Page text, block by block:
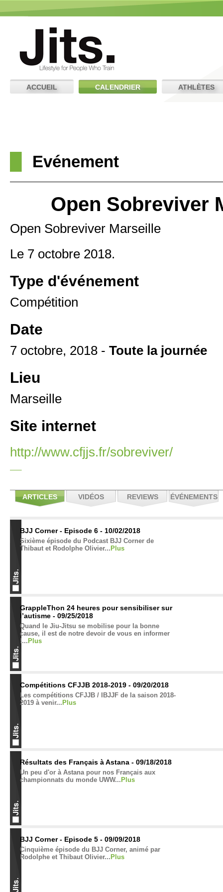
ACCUEIL CALENDRIER ATHLÈTES
Evénement
Open Sobreviver
Open Sobreviver Marseille
Le 7 octobre 2018.
Type d'événement
Compétition
Date
7 octobre, 2018 - Toute la journée
Lieu
Marseille
Site internet
http://www.cfjjs.fr/sobreviver/
ARTICLES VIDÉOS REVIEWS ÉVÉNEMENTS
BJJ Corner - Episode 6 - 10/02/2018
Sixième épisode du Podcast BJJ Corner de
Thibaut et Rodolphe Olivier... Plus
GrappleThon 24 heures pour sensibiliser sur
l’autisme - 09/25/2018
Quand le Jiu-Jitsu se mobilise pour la bonne
cause, il est de notre devoir de vous en informer
!... Plus
Compétitions CFJJB 2018-2019 - 09/20/2018
Les compétitions CFJJB / IBJJF de la saison 2018-
2019 à venir... Plus
Résultats des Français à Astana - 09/18/2018
Un peu d'or à Astana pour nos Français aux
championnats du monde UWW... Plus
BJJ Corner - Episode 5 - 09/09/2018
Cinquième épisode du BJJ Corner, animé par
Rodolphe et Thibaut Olivier... Plus